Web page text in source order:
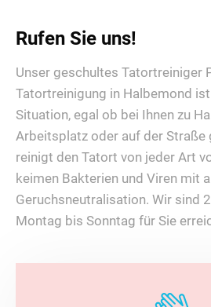
Rufen Sie uns!
Unser geschultes Tatortreiniger
Tatortreinigung in Halbemond
Situation, egal ob bei Ihnen zu
Arbeitsplatz oder auf der Straße
reinigt den Tatort von jeder Art
keimen Bakterien und Viren mit
Geruchsneutralisation. Wir sind
Montag bis Sonntag für Sie